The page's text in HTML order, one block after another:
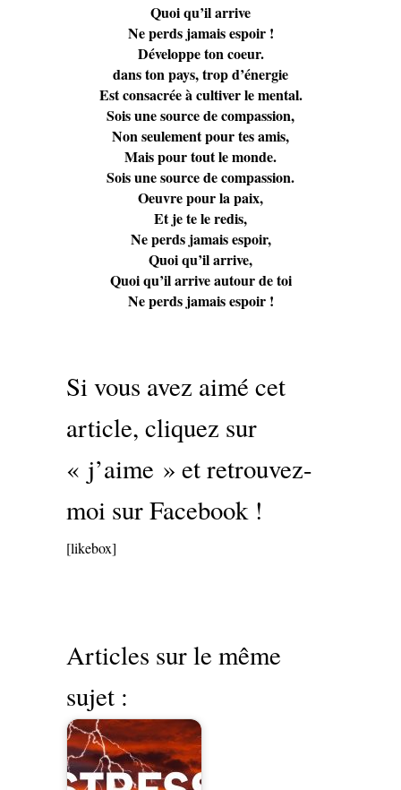
Quoi qu’il arrive
Ne perds jamais espoir !
Développe ton coeur.
dans ton pays, trop d’énergie
Est consacrée à cultiver le mental.
Sois une source de compassion,
Non seulement pour tes amis,
Mais pour tout le monde.
Sois une source de compassion.
Oeuvre pour la paix,
Et je te le redis,
Ne perds jamais espoir,
Quoi qu’il arrive,
Quoi qu’il arrive autour de toi
Ne perds jamais espoir !
Si vous avez aimé cet
article, cliquez sur
« j’aime » et retrouvez-
moi sur Facebook !
[likebox]
Articles sur le même
sujet :